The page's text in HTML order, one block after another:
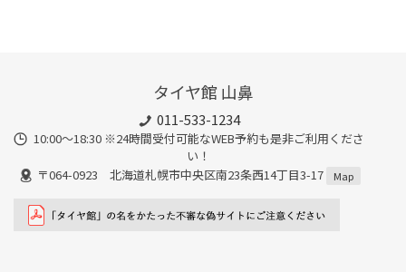
タイヤ館 山鼻
011-533-1234
10:00～18:30 ※24時間受付可能なWEB予約も是非ご利用くださ
い！
〒064-0923 北海道札幌市中央区南23条西14丁目3-17
Map